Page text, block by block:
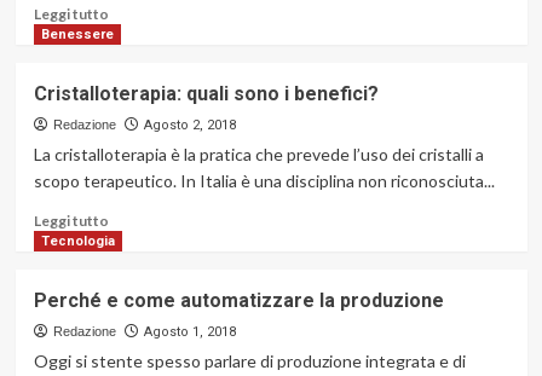
migliori
risultati
la
regione
Leggi tuttoLeggi
di
Cosa
significa
quando
sogna
un
animale
Benessere
Cristalloterapia: quali sono i benefici?
Redazione Agosto 2, 2018
La cristalloterapia è la pratica che prevede l’uso dei cristalli a
scopo terapeutico. In Italia è una disciplina non riconosciuta...
Leggi tuttoLeggi
di
Cristalloterapia:
quali
sono
Tecnologia
Perché e come automatizzare la produzione
Redazione Agosto 1, 2018
Oggi si stente spesso parlare di produzione integrata e di